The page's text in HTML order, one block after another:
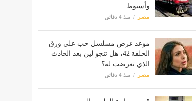
وأسيوط
مصر منذ 4 دقائق
موعد عرض مسلسل حب على ورق
الحلقة 42، هل تنجو لين بعد الحادث
الذي تعرضت له؟
مصر منذ 4 دقائق